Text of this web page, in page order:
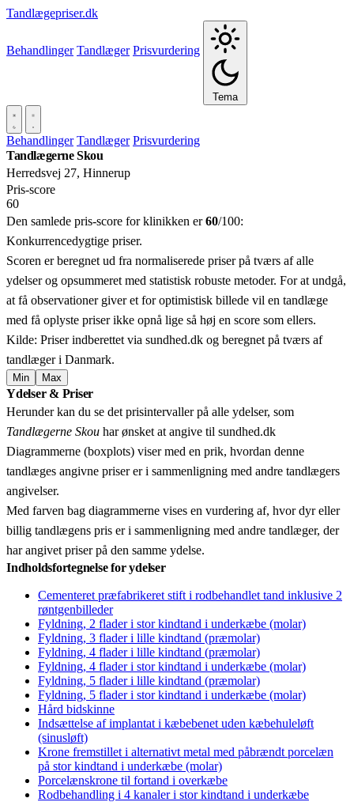
Tandlægepriser.dk
Behandlinger Tandlæger Prisvurdering
Tema
Behandlinger Tandlæger Prisvurdering
Tandlægerne Skou
Herredsvej 27, Hinnerup
Pris‑score
60
Den samlede pris-score for klinikken er60/100:
Konkurrencedygtige priser.
Scoren er beregnet ud fra normaliserede priser på tværs af alle
ydelser og opsummeret med statistisk robuste metoder. For at undgå,
at få observationer giver et for optimistisk billede vil en tandlæge
med få oplyste priser ikke opnå lige så høj en score som ellers.
Kilde: Priser indberettet via sundhed.dk og beregnet på tværs af
tandlæger i Danmark.
Min Max
+
−
Ydelser & Priser
Herunder kan du se det prisintervaller på alle ydelser, som
Tandlægerne Skou har ønsket at angive til sundhed.dk
Diagrammerne (boxplots) viser med en prik, hvordan denne
tandlæges angivne priser er i sammenligning med andre tandlægers
angivelser.
Med farven bag diagrammerne vises en vurdering af, hvor dyr eller
billig tandlægens pris er i sammenligning med andre tandlæger, der
har angivet priser på den samme ydelse.
Indholdsfortegnelse for ydelser
Cementeret præfabrikeret stift i rodbehandlet tand inklusive 2
røntgenbilleder
Fyldning, 2 flader i stor kindtand i underkæbe (molar)
Fyldning, 3 flader i lille kindtand (præmolar)
Fyldning, 4 flader i lille kindtand (præmolar)
Fyldning, 4 flader i stor kindtand i underkæbe (molar)
Fyldning, 5 flader i lille kindtand (præmolar)
Fyldning, 5 flader i stor kindtand i underkæbe (molar)
Hård bidskinne
Indsættelse af implantat i kæbebenet uden kæbehuleløft
(sinusløft)
Krone fremstillet i alternativt metal med påbrændt porcelæn
på stor kindtand i underkæbe (molar)
Porcelænskrone til fortand i overkæbe
Rodbehandling i 4 kanaler i stor kindtand i underkæbe